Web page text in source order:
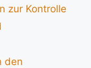
zur Kontrolle
den